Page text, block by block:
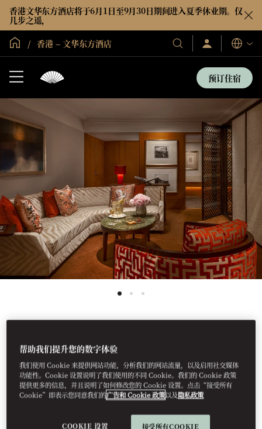
香港文华东方酒店将于6月1日至9月30日期间进入夏季休业期。仅
几步之遥，
全球首页
香港 – 文华东方酒店
我
们
假
村
登
录/
即
加
入
语
言
预订住宿
查看所有客房
城市景观套房
环繁华街道的宁静城市绿洲，入住还可尊享文华阁专属礼遇。
帮助我们提升您的数字体验
我们使用 Cookie 来提供网站功能，分析我们的网站流量，以及启用社交媒体
功能性。Cookie 设置说明了我们使用的不同 Cookie。我们的 Cookie 政策
提供更多的信息，并且说明了如何修改您的 Cookie 设置。点击“接受所有
Cookie”即表示您同意我们的广告和 Cookie 政策以及隐私政策
COOKIE 设置 接受所有COOKIE